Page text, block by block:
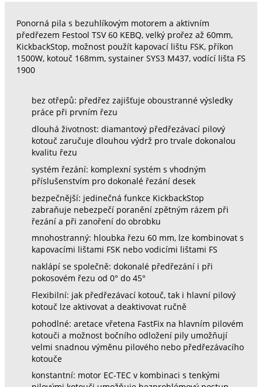
Ponorná pila s bezuhlíkovým motorem a aktivním
předřezem Festool TSV 60 KEBQ, velký prořez až 60mm,
KickbackStop, možnost použít kapovací lištu FSK, příkon
1500W, kotouč 168mm, systainer SYS3 M437, vodící lišta FS
1900
bez otřepů: předřez zajišťuje oboustranné výsledky
práce při prvním řezu
dlouhá životnost: diamantový předřezávací pilový
kotouč zaručuje dlouhou výdrž pro trvale dokonalou
kvalitu řezu
systém řezání: komplexní systém s vhodným
příslušenstvím pro dokonalé řezání desek
bezpečnější: jedinečná funkce KickbackStop
zabraňuje nebezpečí poranění zpětným rázem při
řezání a při zanoření do obrobku
mnohostranný: hloubka řezu 60 mm, lze kombinovat s
kapovacími lištami FSK nebo vodicími lištami FS
naklápí se společně: dokonalé předřezání i při
pokosovém řezu od 0° do 45°
Flexibilní: jak předřezávací kotouč, tak i hlavní pilový
kotouč lze aktivovat a deaktivovat ručně
pohodlné: aretace vřetena FastFix na hlavním pilovém
kotouči a možnost bočního odložení pily umožňují
velmi snadnou výměnu pilového nebo předřezávacího
kotouče
konstantní: motor EC-TEC v kombinaci s tenkými